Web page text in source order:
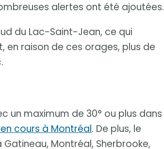
alertes ont été ajoutées.
du Lac-Saint-Jean, ce qui
en raison de ces orages, plus de
un maximum de 30° ou plus dans
cours à Montréal. De plus, le
Montréal, Sherbrooke,